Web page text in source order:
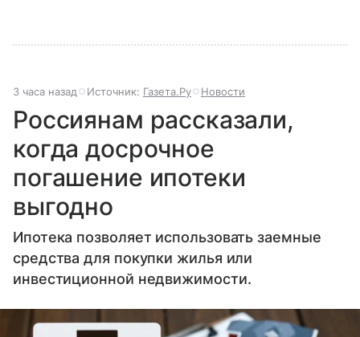
3 часа назад Источник: Газета.Ру Новости
Россиянам рассказали,
когда досрочное
погашение ипотеки
выгодно
Ипотека позволяет использовать заемные
средства для покупки жилья или
инвестиционной недвижимости.